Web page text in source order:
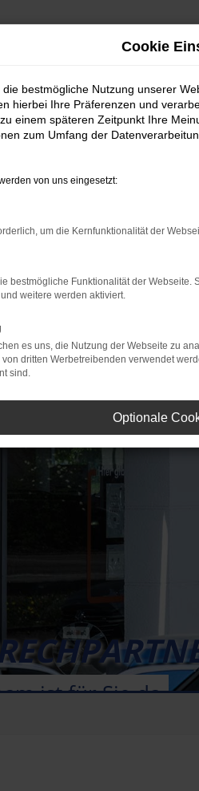
ist für Sie da
Cookie
bestmögliche Nutzung unserer
hierbei Ihre Präferenzen und
einem späteren Zeitpunkt Ihre
zum Umfang der
von uns eingesetzt:
um die Kernfunktionalität der
bestmögliche Funktionalität der Webseite.
weitere werden aktiviert.
es uns, die Nutzung der Webseite zu
dritten Werbetreibenden verwendet
sind.
Optionale